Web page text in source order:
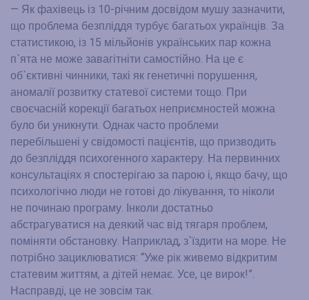
— Як фахівець із 10-річним досвідом мушу зазначити,
що проблема безпліддя турбує багатьох українців. За
статистикою, із 15 мільйонів українських пар кожна
п`ята не може завагітніти самостійно. На це є
об`єктивні чинники, такі як генетичні порушення,
аномалії розвитку статевої системи тощо. При
своєчасній корекції багатьох неприємностей можна
було би уникнути. Однак часто проблеми
перебільшені у свідомості пацієнтів, що призводить
до безпліддя психогенного характеру. На первинних
консультаціях я спостерігаю за парою і, якщо бачу, що
психологічно люди не готові до лікування, то ніколи
не починаю програму. Інколи достатньо
абстрагуватися на деякий час від тягаря проблем,
поміняти обстановку. Наприклад, з`їздити на море. Не
потрібно зациклюватися: “Уже рік живемо відкритим
статевим життям, а дітей немає. Усе, це вирок!”.
Насправді, це не зовсім так.